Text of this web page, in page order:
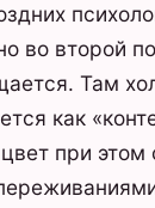
во второй
Там
как
при этом